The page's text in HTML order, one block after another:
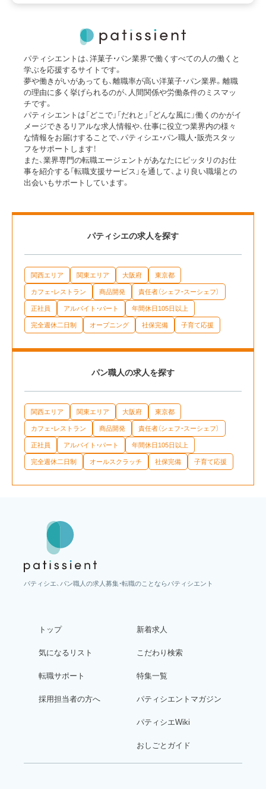
パティシエントは、洋菓子・パン業界で働くすべての人の働くと
学ぶを応援するサイトです。
夢や働きがいがあっても、離職率が高い洋菓子・パン業界。離職
の理由に多く挙げられるのが、人間関係や労働条件のミスマッ
チです。
パティシエントは「どこで」「だれと」「どんな風に」働くのかがイ
メージできるリアルな求人情報や、仕事に役立つ業界内の様々
な情報をお届けすることで、パティシエ・パン職人・販売スタッ
フをサポートします！
また、業界専門の転職エージェントがあなたにピッタリのお仕
事を紹介する「転職支援サービス」を通して、より良い職場との
出会いもサポートしています。
パティシエの求人を探す
関西エリア 関東エリア 大阪府 東京都
カフェ・レストラン 商品開発 責任者（シェフ・スーシェフ）
正社員 アルバイト・パート 年間休日105日以上
完全週休二日制 オープニング 社保完備 子育て応援
パン職人の求人を探す
関西エリア 関東エリア 大阪府 東京都
カフェ・レストラン 商品開発 責任者（シェフ・スーシェフ）
正社員 アルバイト・パート 年間休日105日以上
完全週休二日制 オールスクラッチ 社保完備 子育て応援
パティシエ、パン職人の求人募集・転職のことならパティシエント
トップ
気になるリスト
転職サポート
採用担当者の方へ
新着求人
こだわり検索
特集一覧
パティシエントマガジン
パティシエWiki
おしごとガイド